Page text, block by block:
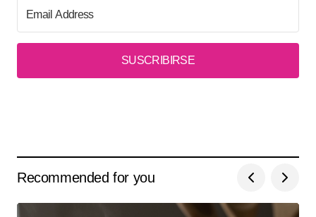
SUSCRIBIRSE
Recommended for you